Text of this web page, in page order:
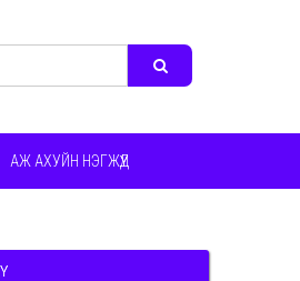
АЖ АХУЙН НЭГЖҮҮД